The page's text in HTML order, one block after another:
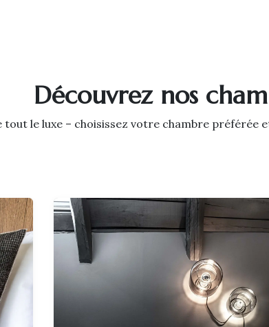
Découvrez nos
tout le luxe – choisissez votre chambre préférée